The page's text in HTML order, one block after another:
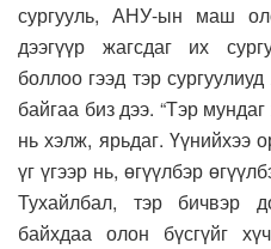
сургууль, АНУ-ын маш
дээгүүр жагсдаг их
боллоо гээд тэр
байгаа биз дээ. “Тэр
нь хэлж, ярьдаг. Үүнийхээ
үг үгээр нь, өгүүлбэр
Тухайлбал, тэр бичвэр
байхдаа олон бүсгүйг